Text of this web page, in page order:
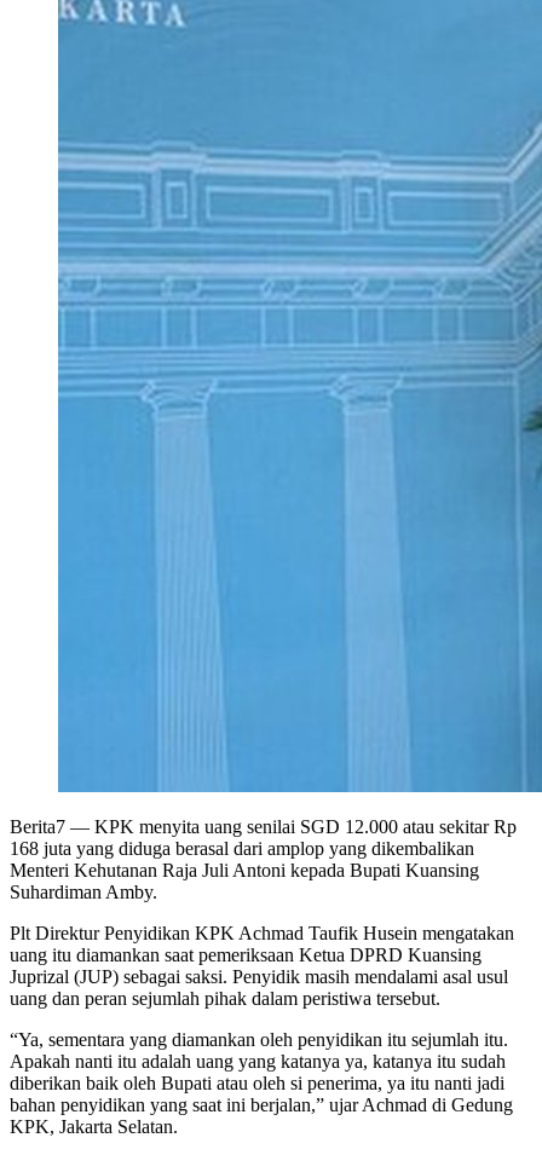
Berita7 — KPK menyita uang senilai SGD 12.000 atau sekitar Rp
168 juta yang diduga berasal dari amplop yang dikembalikan
Menteri Kehutanan Raja Juli Antoni kepada Bupati Kuansing
Suhardiman Amby.
Plt Direktur Penyidikan KPK Achmad Taufik Husein mengatakan
uang itu diamankan saat pemeriksaan Ketua DPRD Kuansing
Juprizal (JUP) sebagai saksi. Penyidik masih mendalami asal usul
uang dan peran sejumlah pihak dalam peristiwa tersebut.
“Ya, sementara yang diamankan oleh penyidikan itu sejumlah itu.
Apakah nanti itu adalah uang yang katanya ya, katanya itu sudah
diberikan baik oleh Bupati atau oleh si penerima, ya itu nanti jadi
bahan penyidikan yang saat ini berjalan,” ujar Achmad di Gedung
KPK, Jakarta Selatan.